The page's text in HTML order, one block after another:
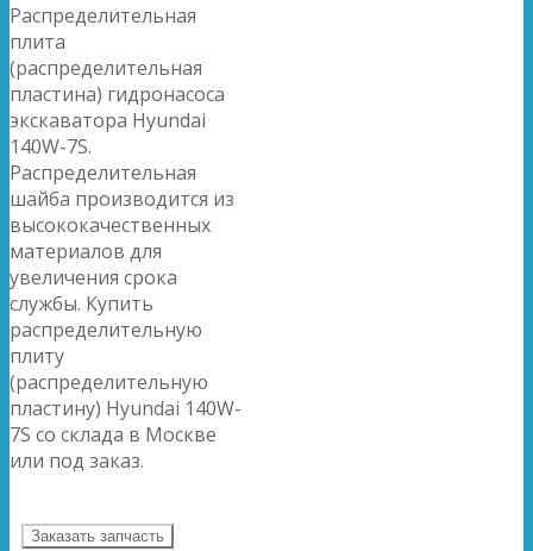
Распределительная
плита
(распределительная
пластина) гидронасоса
экскаватора Hyundai
140W-7S.
Распределительная
шайба производится из
высококачественных
материалов для
увеличения срока
службы. Купить
распределительную
плиту
(распределительную
пластину) Hyundai 140W-
7S со склада в Москве
или под заказ.
Заказать запчасть